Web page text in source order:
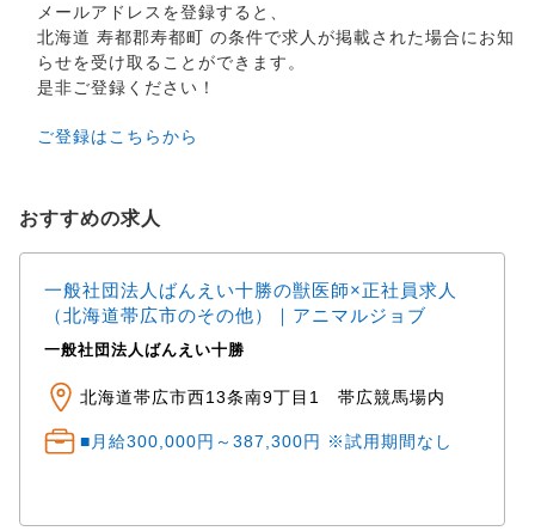
メールアドレスを登録すると、
北海道 寿都郡寿都町 の条件で求人が掲載された場合にお知
らせを受け取ることができます。
是非ご登録ください！
ご登録はこちらから
おすすめの求人
一般社団法人ばんえい十勝の獣医師×正社員求人
（北海道帯広市のその他）｜アニマルジョブ
一般社団法人ばんえい十勝
北海道帯広市西13条南9丁目1 帯広競馬場内
■月給300,000円～387,300円 ※試用期間なし